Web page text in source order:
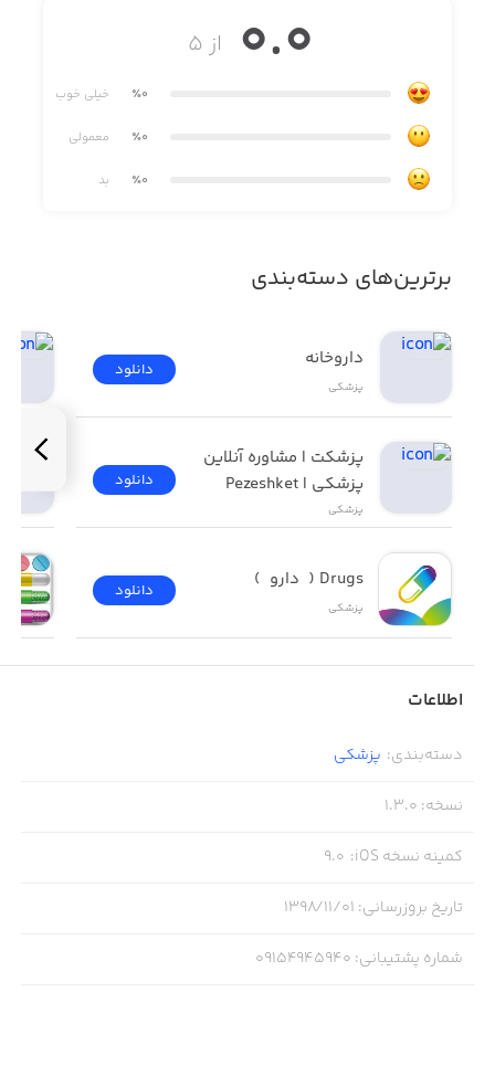
از ۵ 0.0
٪0 خیلی خوب
٪0 معمولی
٪0 بد
برترین‌های دسته‌بندی
داروخانه
پزشکی
دانلود
پزشکی | Pezeshket
پزشکی
دانلود
Drugs (  دارو  )
پزشکی
دانلود
اطلاعات
دسته‌بندی: پزشکی
نسخه:
1.3.0
کمینه نسخه iOS :
9.0
تاریخ بروزرسانی: ۱۳۹۸/۱۱/۰۱
شماره پشتیبانی:
09154945940